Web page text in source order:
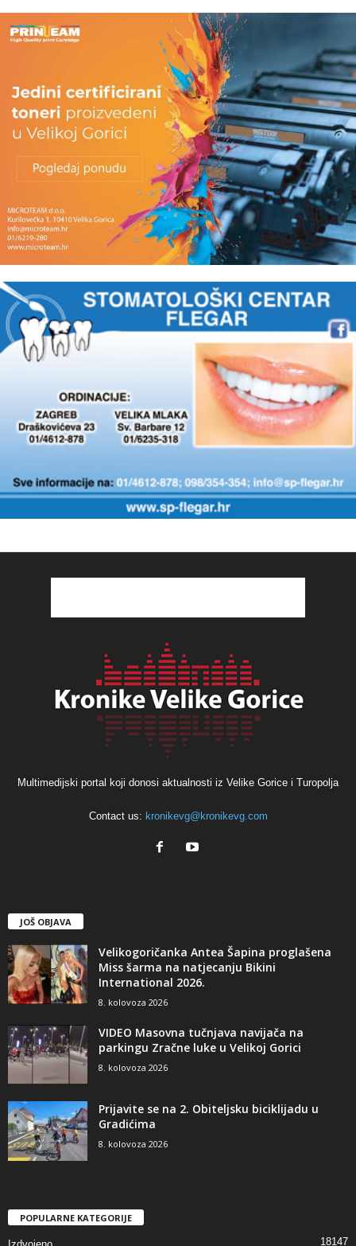
Multimedijski portal koji donosi aktualnosti iz Velike Gorice i Turopolja
Contact us: kronikevg@kronikevg.com
JOŠ OBJAVA
Velikogoričanka Antea Šapina proglašena
Miss šarma na natjecanju Bikini
International 2026.
8. kolovoza 2026
VIDEO Masovna tučnjava navijača na
parkingu Zračne luke u Velikoj Gorici
8. kolovoza 2026
Prijavite se na 2. Obiteljsku biciklijadu u
Gradićima
8. kolovoza 2026
POPULARNE KATEGORIJE
18147